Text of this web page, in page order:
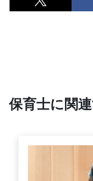
保育士に関